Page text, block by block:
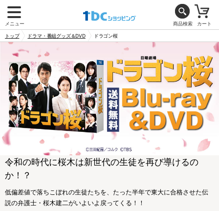
メニュー 商品検索 カート
トップ ドラマ・番組グッズ＆DVD ドラゴン桜
令和の時代に桜木は新世代の生徒を再び導けるの
か！？
低偏差値で落ちこぼれの生徒たちを、たった半年で東大に合格させた伝
説の弁護士・桜木建二がいよいよ戻ってくる！！